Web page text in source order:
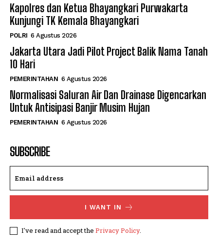
Kapolres dan Ketua Bhayangkari Purwakarta
Kunjungi TK Kemala Bhayangkari
POLRI 6 Agustus 2026
Jakarta Utara Jadi Pilot Project Balik Nama Tanah
10 Hari
PEMERINTAHAN 6 Agustus 2026
Normalisasi Saluran Air Dan Drainase Digencarkan
Untuk Antisipasi Banjir Musim Hujan
PEMERINTAHAN 6 Agustus 2026
SUBSCRIBE
I WANT IN
I've read and accept the Privacy Policy.